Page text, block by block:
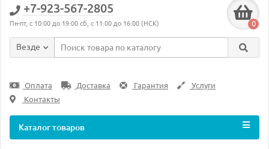
+7-923-567-2805
Пн-пт, с 10:00 до 19:00 сб, с 11:00 до 16:00 (НСК) 0
Везде
Оплата Доставка Гарантия
Услуги
Контакты
Каталог товаров